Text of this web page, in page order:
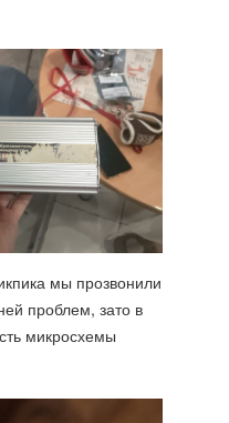
мы прозвонили
проблем, зато в
микросхемы